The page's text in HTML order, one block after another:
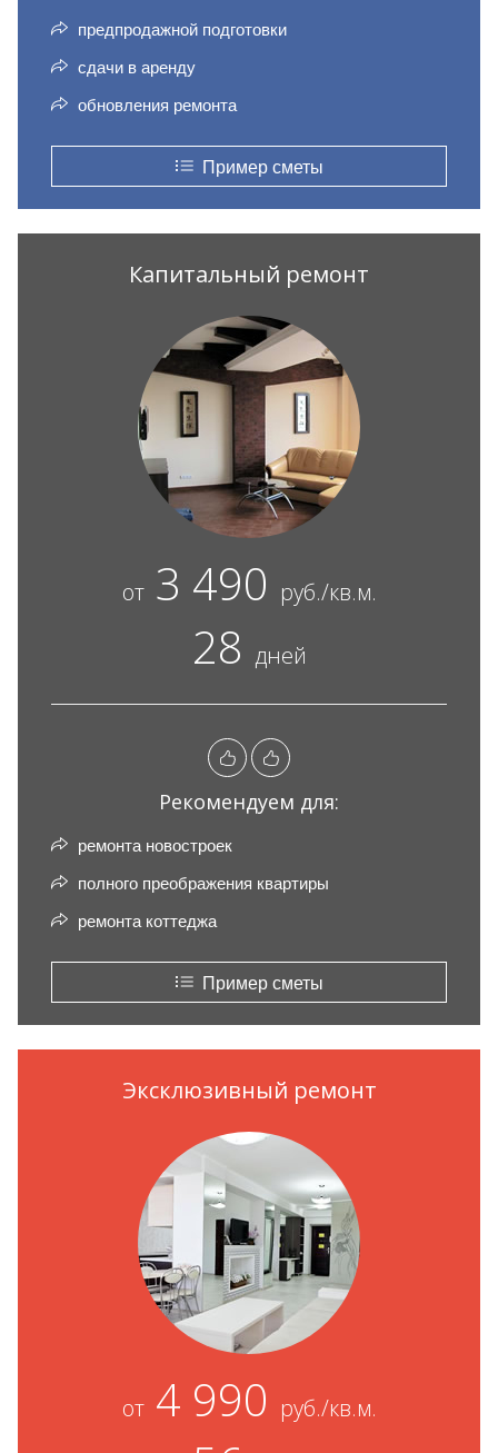
предпродажной подготовки
сдачи в аренду
обновления ремонта
Пример сметы
Капитальный ремонт
от3 490 руб./кв.м.
28 дней
Рекомендуем для:
ремонта новостроек
полного преображения квартиры
ремонта коттеджа
Пример сметы
Эксклюзивный ремонт
от4 990 руб./кв.м.